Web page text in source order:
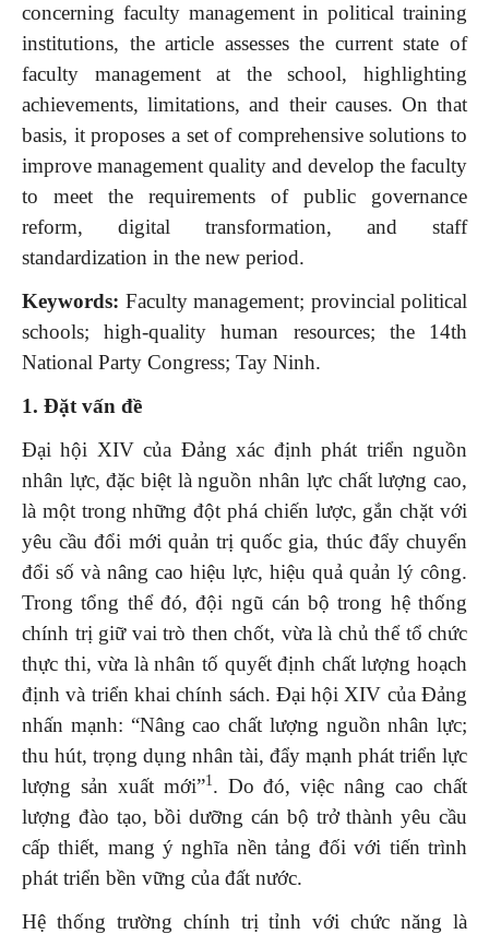
concerning faculty management in political training
institutions, the article assesses the current state of
faculty management at the school, highlighting
achievements, limitations, and their causes. On that
basis, it proposes a set of comprehensive solutions to
improve management quality and develop the faculty
to meet the requirements of public governance
reform, digital transformation, and staff
standardization in the new period.
Keywords: Faculty management; provincial political
schools; high-quality human resources; the 14th
National Party Congress; Tay Ninh.
1. Đặt vấn đề
Đại hội XIV của Đảng xác định phát triển nguồn
nhân lực, đặc biệt là nguồn nhân lực chất lượng cao,
là một trong những đột phá chiến lược, gắn chặt với
yêu cầu đổi mới quản trị quốc gia, thúc đẩy chuyển
đổi số và nâng cao hiệu lực, hiệu quả quản lý công.
Trong tổng thể đó, đội ngũ cán bộ trong hệ thống
chính trị giữ vai trò then chốt, vừa là chủ thể tổ chức
thực thi, vừa là nhân tố quyết định chất lượng hoạch
định và triển khai chính sách. Đại hội XIV của Đảng
nhấn mạnh: “Nâng cao chất lượng nguồn nhân lực;
thu hút, trọng dụng nhân tài, đẩy mạnh phát triển lực
lượng sản xuất mới”1. Do đó, việc nâng cao chất
lượng đào tạo, bồi dưỡng cán bộ trở thành yêu cầu
cấp thiết, mang ý nghĩa nền tảng đối với tiến trình
phát triển bền vững của đất nước.
Hệ thống trường chính trị tỉnh với chức năng là